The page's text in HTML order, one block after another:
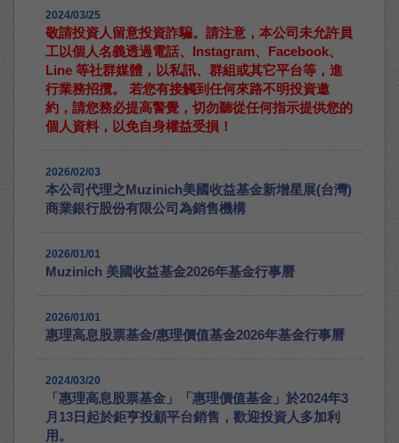
2024/03/25
敬請投資人留意投資詐騙。請注意，本公司未允許員
工以個人名義透過電話、Instagram、Facebook、
Line 等社群媒體，以私訊、群組或其它平台等，進
行業務招攬。 若您有接觸到任何來路不明投資邀
約，請您務必提高警覺，切勿聽從任何指示提供您的
個人資料，以免自身權益受損！
2026/02/03
本公司代理之Muzinich美國收益基金新增星展(台灣)
商業銀行股份有限公司為銷售機構
2026/01/01
Muzinich 美國收益基金2026年基金行事曆
2026/01/01
惠理高息股票基金/惠理價值基金2026年基金行事曆
2024/03/20
「惠理高息股票基金」「惠理價值基金」於2024年3
月13日起於鉅亨投顧平台銷售，歡迎投資人多加利
用。